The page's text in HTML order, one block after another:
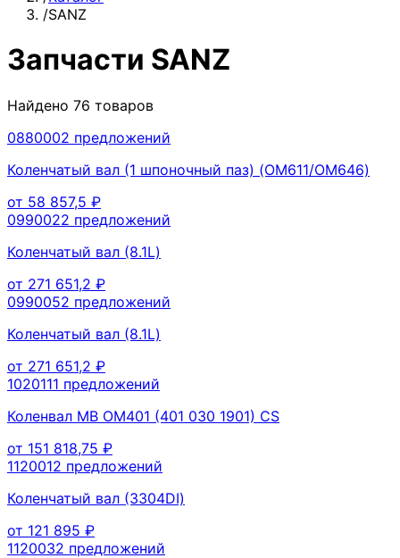
/SANZ
Запчасти SANZ
Найдено 76 товаров
0880002 предложений
Коленчатый вал (1 шпоночный паз) (OM611/OM646)
от 58 857,5 ₽
0990022 предложений
Коленчатый вал (8.1L)
от 271 651,2 ₽
0990052 предложений
Коленчатый вал (8.1L)
от 271 651,2 ₽
1020111 предложений
Коленвал MB OM401 (401 030 1901) CS
от 151 818,75 ₽
1120012 предложений
Коленчатый вал (3304DI)
от 121 895 ₽
1120032 предложений